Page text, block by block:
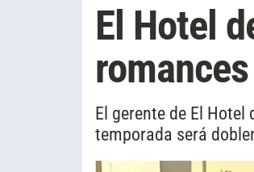
El Hotel
El gerente de El Hotel
temporada será